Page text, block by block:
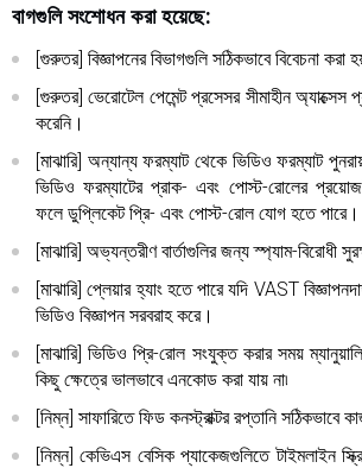
বাগগুলি সংশোধন করা হয়েছে:
[গুরুতর] বিজ্ঞাপনের বিভাগগুলি সঠিকভাবে বিবেচনা
[গুরুতর] ভেরোটেল পেমেন্ট প্রসেসর সীমাহীন অ্যাক্সেস
করেনি।
[মাঝারি] অন্যান্য ফরম্যাট থেকে ভিডিও ফরম্যাট
ভিডিও ফরম্যাটের প্রাক- এবং পোস্ট-রোলের
ফলে ডুপ্লিকেট প্রি- এবং পোস্ট-রোল যোগ হতে পারে।
[মাঝারি] অভ্যন্তরীণ বার্তাগুলির জন্য স্প্যাম-বিরোধী
[মাঝারি] প্লেয়ার হ্যাং হতে পারে যদি VAST
ভিডিও বিজ্ঞাপন সরবরাহ করে।
[মাঝারি] ভিডিও প্রি-রোল সংযুক্ত করার সময়
কিছু ক্ষেত্রে ভালভাবে এনকোড করা যায় না৷
[নিম্ন] সাফারিতে ফিড কনস্ট্রাক্টর রপ্তানি সঠিকভাবে
[নিম্ন] কেভিএস বেসিক প্যাকেজগুলিতে টাইমলাইন